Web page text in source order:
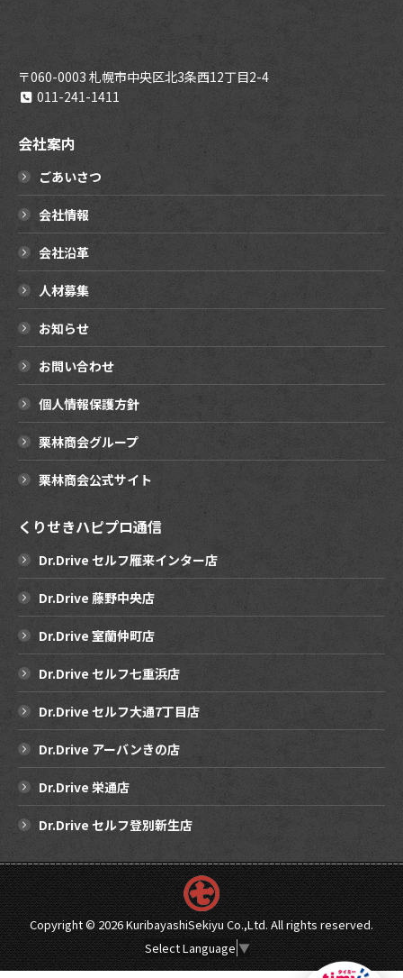
〒060-0003 札幌市中央区北3条西12丁目2-4
011-241-1411
会社案内
ごあいさつ
会社情報
会社沿革
人材募集
お知らせ
お問い合わせ
個人情報保護方針
栗林商会グループ
栗林商会公式サイト
くりせきハピプロ通信
Dr.Drive セルフ雁来インター店
Dr.Drive 藤野中央店
Dr.Drive 室蘭仲町店
Dr.Drive セルフ七重浜店
Dr.Drive セルフ大通7丁目店
Dr.Drive アーバンきの店
Dr.Drive 栄通店
Dr.Drive セルフ登別新生店
Copyright ©2026 KuribayashiSekiyu Co.,Ltd. All rights reserved.
Select Language ▼